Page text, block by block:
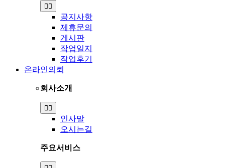
Toggle
Navigation
공지사항
제휴문의
게시판
작업일지
작업후기
온라인의뢰
회사소개
Toggle
Navigation
인사말
오시는길
주요서비스
Toggle